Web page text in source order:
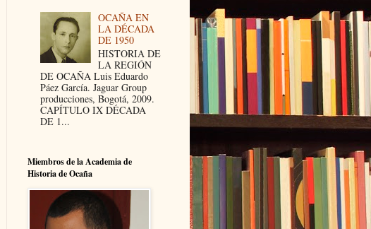
OCAÑA EN
LA DÉCADA
DE 1950
HISTORIA DE
LA REGIÓN
DE OCAÑA Luis Eduardo
Páez García. Jaguar Group
producciones, Bogotá, 2009.
CAPÍTULO IX DÉCADA
DE 1...
Miembros de la Academia de
Historia de Ocaña